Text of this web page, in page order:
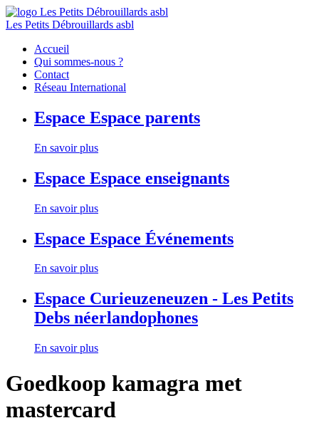
Les Petits Débrouillards asbl
Accueil
Qui sommes-nous ?
Contact
Réseau International
Espace Espace parents
En savoir plus
Espace Espace enseignants
En savoir plus
Espace Espace Événements
En savoir plus
Espace Curieuzeneuzen - Les Petits
Debs néerlandophones
En savoir plus
Goedkoop kamagra met
mastercard